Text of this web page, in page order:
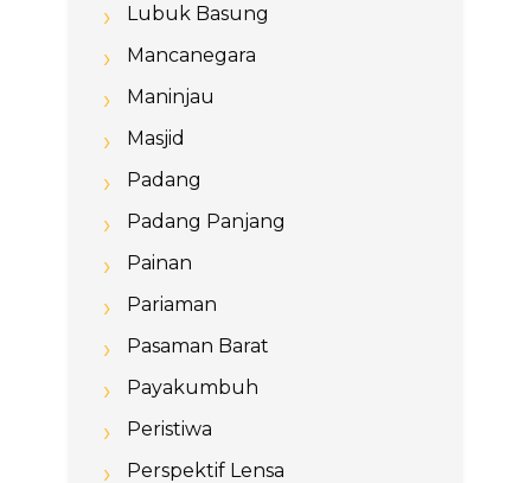
Lubuk Basung
Mancanegara
Maninjau
Masjid
Padang
Padang Panjang
Painan
Pariaman
Pasaman Barat
Payakumbuh
Peristiwa
Perspektif Lensa